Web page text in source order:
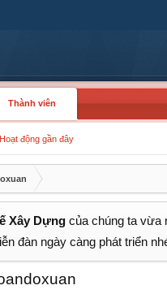
Thành viên
Hoạt động gần đây
Xây Dựng của chúng ta vừa
đàn ngày càng phát triển